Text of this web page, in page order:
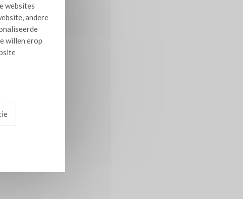
websites
andere
willen erop